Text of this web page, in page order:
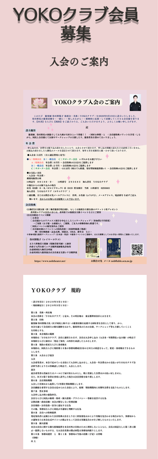
入会のご案内
YOKOクラブ会員
募集